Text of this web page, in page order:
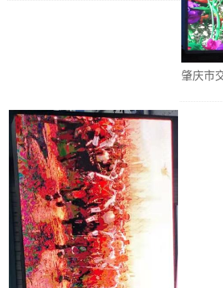
肇庆市